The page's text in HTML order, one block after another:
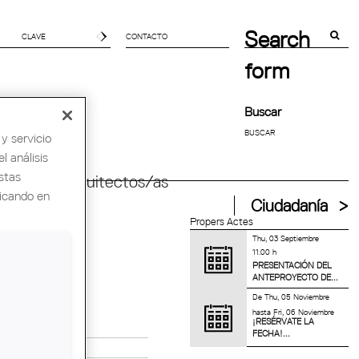
CONTACTO
Search
form
Buscar
de Arquitectos/as
Ciudadanía
Propers Actes
Thu, 03 Septiembre
11.00 h
PRESENTACIÓN DEL
ANTEPROYECTO DE...
DeThu, 05 Noviembre
hastaFri, 06 Noviembre
¡RESÉRVATE LA
FECHA!...
servicio
análisis
en